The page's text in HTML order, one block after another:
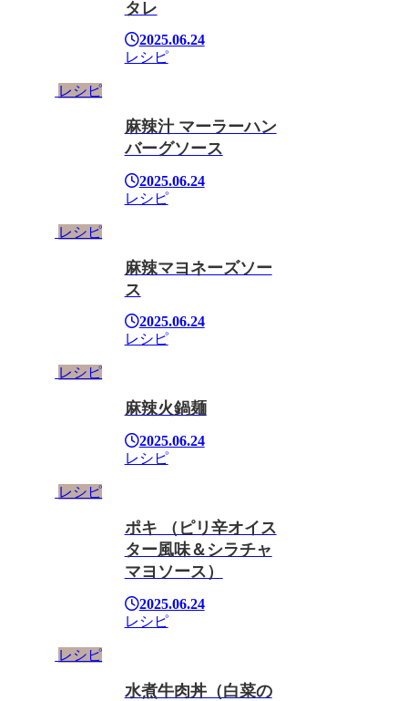
タレ
2025.06.24
レシピ
レシピ
麻辣汁 マーラーハン
バーグソース
2025.06.24
レシピ
レシピ
麻辣マヨネーズソー
ス
2025.06.24
レシピ
レシピ
麻辣火鍋麺
2025.06.24
レシピ
レシピ
ポキ （ピリ辛オイス
ター風味＆シラチャ
マヨソース）
2025.06.24
レシピ
レシピ
水煮牛肉丼（白菜の